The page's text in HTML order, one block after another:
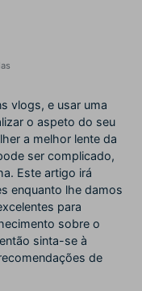
criam com o Filmora
Especiais DIY
de vídeo
por conta própria
vlogs, e usar uma
o aspeto do seu
a melhor lente da
ser complicado,
Este artigo irá
enquanto lhe damos
para
sobre o
sinta-se à
de